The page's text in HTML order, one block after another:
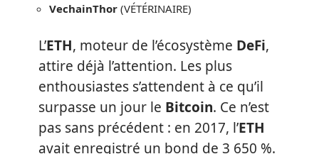
VechainThor (VÉTÉRINAIRE)
L’ETH, moteur de l’écosystème DeFi,
attire déjà l’attention. Les plus
enthousiastes s’attendent à ce qu’il
surpasse un jour le Bitcoin. Ce n’est
pas sans précédent : en 2017, l’ETH
avait enregistré un bond de 3 650 %.